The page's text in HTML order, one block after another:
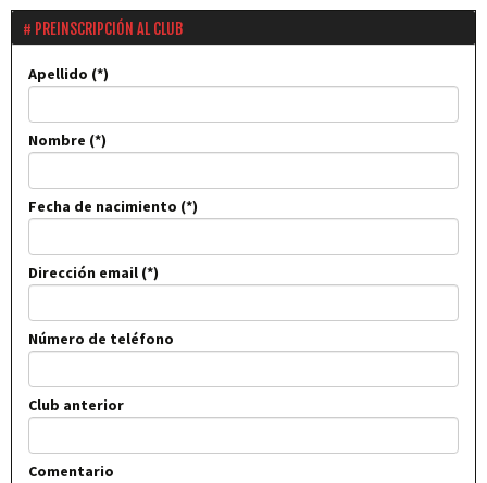
PREINSCRIPCIÓN AL CLUB
Apellido
Nombre
Fecha de nacimiento
Dirección email
Número de teléfono
Club anterior
Comentario